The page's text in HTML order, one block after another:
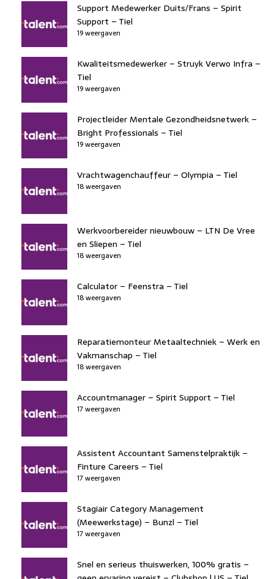
Support Medewerker Duits/Frans – Spirit
Support – Tiel
19 weergaven
Kwaliteitsmedewerker – Struyk Verwo Infra –
Tiel
19 weergaven
Projectleider Mentale Gezondheidsnetwerk –
Bright Professionals – Tiel
19 weergaven
Vrachtwagenchauffeur – Olympia – Tiel
18 weergaven
Werkvoorbereider nieuwbouw – LTN De Vree
en Sliepen – Tiel
18 weergaven
Calculator – Feenstra – Tiel
18 weergaven
Reparatiemonteur Metaaltechniek – Werk en
Vakmanschap – Tiel
18 weergaven
Accountmanager – Spirit Support – Tiel
17 weergaven
Assistent Accountant Samenstelpraktijk –
Finture Careers – Tiel
17 weergaven
Stagiair Category Management
(Meewerkstage) – Bunzl – Tiel
17 weergaven
Snel en serieus thuiswerken, 100% gratis –